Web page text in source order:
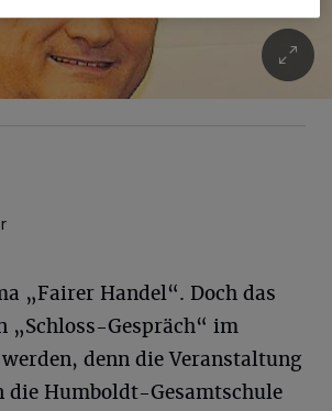
„Fairer Handel“. Doch das
„Schloss-Gespräch“ im
denn die Veranstaltung
die Humboldt-Gesamtschule